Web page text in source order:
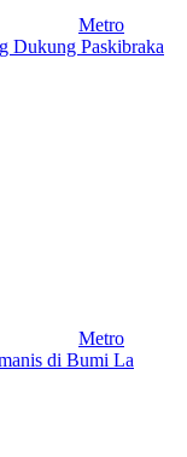
Metro
Dukung Paskibraka
Metro
di Bumi La